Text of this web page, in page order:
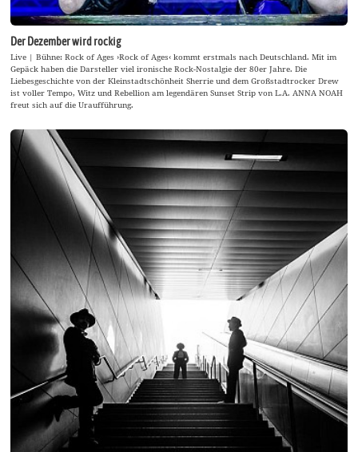
Der Dezember wird rockig
Live | Bühne: Rock of Ages ›Rock of Ages‹ kommt erstmals nach Deutschland. Mit im
Gepäck haben die Darsteller viel ironische Rock-Nostalgie der 80er Jahre. Die
Liebesgeschichte von der Kleinstadtschönheit Sherrie und dem Großstadtrocker Drew
ist voller Tempo, Witz und Rebellion am legendären Sunset Strip von L.A. ANNA NOAH
freut sich auf die Uraufführung.